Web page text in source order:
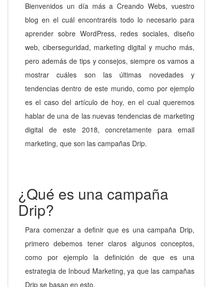
Bienvenidos un día más a Creando Webs, vuestro
blog en el cuál encontraréis todo lo necesario para
aprender sobre WordPress, redes sociales, diseño
web, ciberseguridad, marketing digital y mucho más,
pero además de tips y consejos, siempre os vamos a
mostrar cuáles son las últimas novedades y
tendencias dentro de este mundo, como por ejemplo
es el caso del artículo de hoy, en el cual queremos
hablar de una de las nuevas tendencias de marketing
digital de este 2018, concretamente para email
marketing, que son las campañas Drip.
¿Qué es una campaña
Drip?
Para comenzar a definir que es una campaña Drip,
primero debemos tener claros algunos conceptos,
como por ejemplo la definición de que es una
estrategia de Inboud Marketing, ya que las campañas
Drip se basan en esto.